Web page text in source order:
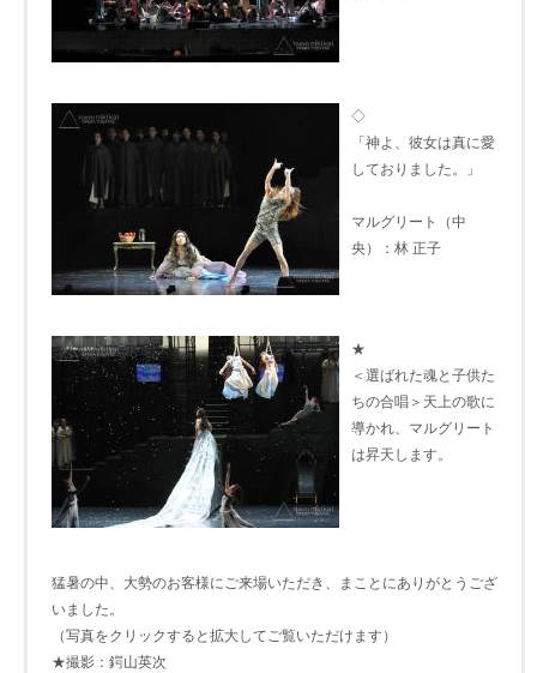
◇
「神よ、彼女は真に愛
しておりました。」
マルグリート（中
央）：林 正子
★
＜選ばれた魂と子供た
ちの合唱＞天上の歌に
導かれ、マルグリート
は昇天します。
猛暑の中、大勢のお客様にご来場いただき、まことにありがとうござ
いました。
（写真をクリックすると拡大してご覧いただけます）
★撮影：鍔山英次